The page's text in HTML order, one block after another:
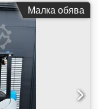
Малка обява